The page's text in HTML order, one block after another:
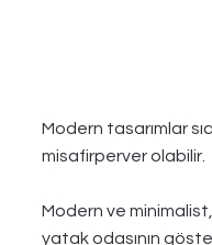
Modern tasarımlar
misafirperver olabilir.
Modern ve
yatak odasının